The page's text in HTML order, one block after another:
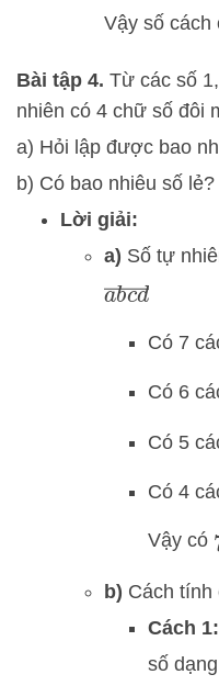
Vậy số cách
Bài tập 4. Từ các số
nhiên có 4 chữ số đôi
a) Hỏi lập được bao
b) Có bao nhiêu số lẻ?
Lời giải:
a) Số tự
abcd
Có 7
Có 6
Có 5
Có 4
Vậy có
b) Cách tính
Cách 1:
số dạng